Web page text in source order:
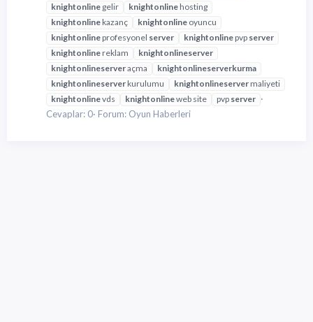
knightonline gelir knightonlinehosting
knightonlinekazanç knightonline oyuncu
knightonlineprofesyonel server knightonlinepvp server
knightonlinereklam knightonlineserver
knightonlineserveraçma knightonlineserverkurma
knightonlineserverkurulumu knightonlineservermaliyeti
knightonlinevds knightonlineweb site pvp server
Cevaplar: 0 Forum: Oyun Haberleri